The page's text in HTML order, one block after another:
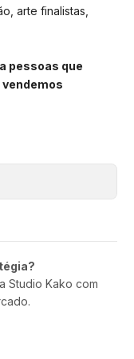
arte finalistas,
pessoas que
Studio Kako com